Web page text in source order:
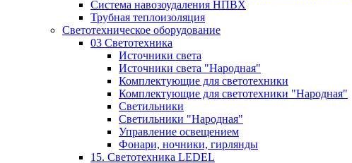
Система навозоудаления НПВХ
Трубная теплоизоляция
Светотехническое оборудование
03 Светотехника
Источники света
Источники света "Народная"
Комплектующие для светотехники
Комплектующие для светотехники "Народная"
Светильники
Светильники "Народная"
Управление освещением
Фонари, ночники, гирлянды
15. Светотехника LEDEL